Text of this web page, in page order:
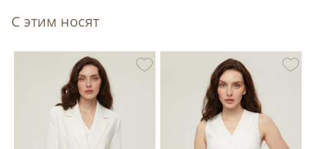
С этим носят